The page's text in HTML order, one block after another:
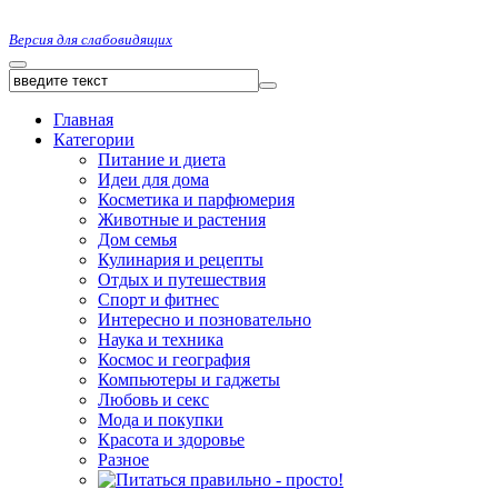
Версия для слабовидящих
Главная
Категории
Питание и диета
Идеи для дома
Косметика и парфюмерия
Животные и растения
Дом семья
Кулинария и рецепты
Отдых и путешествия
Спорт и фитнес
Интересно и позновательно
Наука и техника
Космос и география
Компьютеры и гаджеты
Любовь и секс
Мода и покупки
Красота и здоровье
Разное